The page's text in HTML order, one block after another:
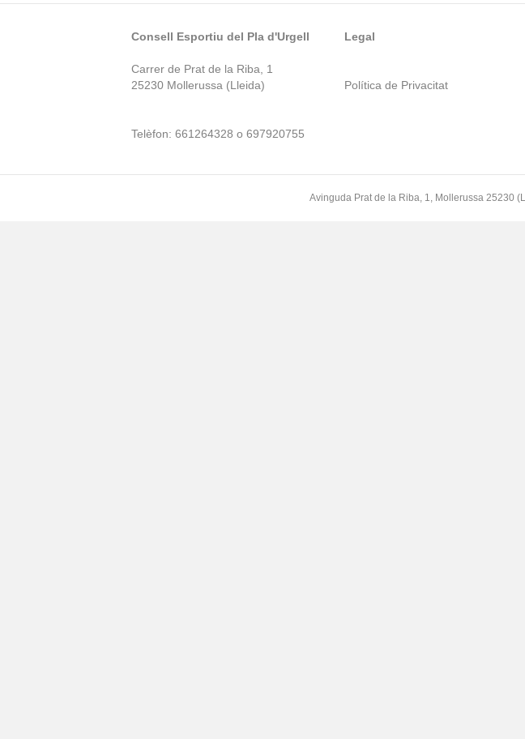
Consell Esportiu del Pla d'Urgell
Carrer de Prat de la Riba, 1
25230 Mollerussa (Lleida)
Telèfon: 661264328 o 697920755
Legal
Política de Privacitat
Avinguda Prat de la Riba, 1, Mollerussa 25230